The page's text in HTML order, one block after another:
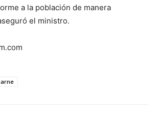
a la población de manera
el ministro.